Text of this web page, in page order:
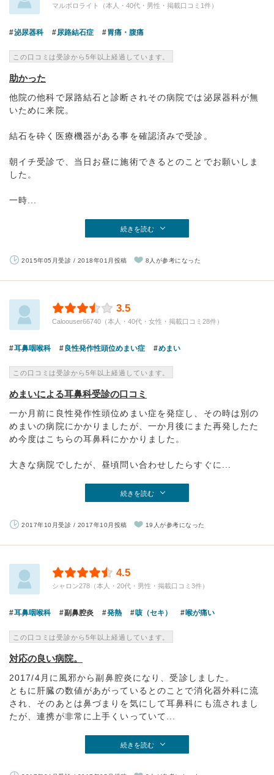
マルボロライト（本人・40代・男性・掲載口コミ1件）
泌尿器科 尿路結石症 胃痛・腹痛
この口コミは受診から5年以上経過しています。
助かった
他院の他科で尿路結石と診断されその病院では泌尿器科が無
いために来院。
結石を砕く医療機器がある事を確認済みで受診。
朝イチ受診で、当日お昼に施術できるとのことでお願いしま
した。
一時...
続きを読む
2015年05月受診 / 2018年01月投稿 8人が参考になった
3.5
Caloouser66740（本人・40代・女性・掲載口コミ28件）
耳鼻咽喉科 良性発作性頭位めまい症 めまい
この口コミは受診から5年以上経過しています。
めまいによる耳鼻科受診の口コミ
一か月前に良性発作性頭位めまい症を発症し、その時は別の
めまいの病院にかかりましたが、一か月後にまた再発したた
め今度はこちらの耳鼻科にかかりました。
大きな病院でしたが、昼頃問い合わせしたらすぐに...
続きを読む
2017年10月受診 / 2017年10月投稿 19人が参考になった
4.5
シャロン278（本人・20代・男性・掲載口コミ3件）
耳鼻咽喉科 副鼻腔炎 発熱 咳（セキ） 喉が痛い
この口コミは受診から5年以上経過しています。
対応の良い病院。
2017/4月に風邪から副鼻腔炎になり、受診しました。
ともに肝臓の数値があがっているとのことで消化器外科に流
され、そのあとは鼻づまりを気にして耳鼻科にも流されまし
たが、連携が非常に上手くいっていて...
続きを読む